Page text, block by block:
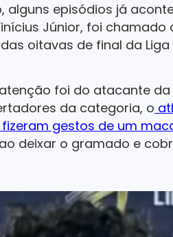
alguns episódios já
Júnior, foi
oitavas de final da
foi do atacante da
da categoria, o
gestos de um
deixar o gramado e